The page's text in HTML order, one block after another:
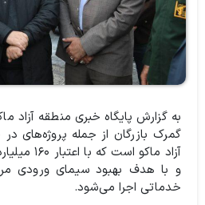
به گزارش پایگاه خبری منطقه آزاد
گمرک بازرگان از جمله پروژه‌های
آزاد ماکو
و با هدف بهبود سیمای ورودی
خدماتی اجرا می‌شود.